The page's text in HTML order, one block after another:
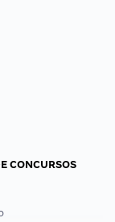
CONCURSOS